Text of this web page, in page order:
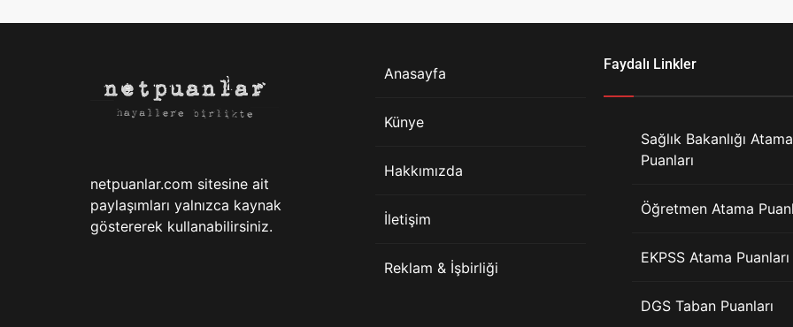
netpuanlar.com sitesine ait
paylaşımları yalnızca kaynak
göstererek kullanabilirsiniz.
Anasayfa
Künye
Hakkımızda
İletişim
Reklam & İşbirliği
Faydalı Linkler
Sağlık Bakanlığı Atama
Puanları
Öğretmen Atama
EKPSS Atama Puanları
DGS Taban Puanları